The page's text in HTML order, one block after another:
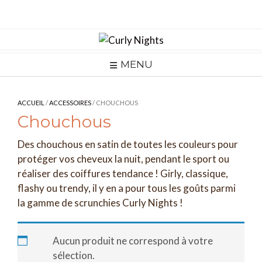
MENU
ACCUEIL /ACCESSOIRES/ CHOUCHOUS
Chouchous
Des chouchous en satin de toutes les couleurs pour
protéger vos cheveux la nuit, pendant le sport ou
réaliser des coiffures tendance ! Girly, classique,
flashy ou trendy, il y en a pour tous les goûts parmi
la gamme de scrunchies Curly Nights !
Aucun produit ne correspond à votre
sélection.